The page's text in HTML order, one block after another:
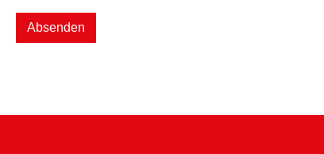
Absenden